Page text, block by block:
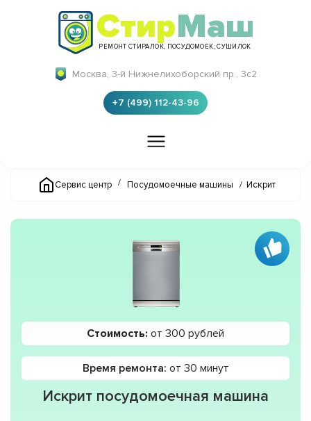
СтирМаш
РЕМОНТ СТИРАЛОК, ПОСУДОМОЕК, СУШИЛОК
Москва, 3-й Нижнелихоборский пр., 3с2
+7 (499) 112-43-96
Сервис центр / Посудомоечные машины / Искрит
Искрит посудомоечная машина
Стоимость: от 300 рублей
Время ремонта: от 30 минут